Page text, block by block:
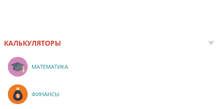
КАЛЬКУЛЯТОРЫ
МАТЕМАТИКА
ФИНАНСЫ